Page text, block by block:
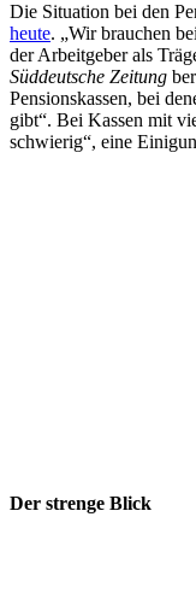
Die Situation bei den
heute. „Wir brauchen
der Arbeitgeber als
Süddeutsche Zeitung
Pensionskassen, bei
gibt“. Bei Kassen mit
schwierig“, eine
Der strenge Blick